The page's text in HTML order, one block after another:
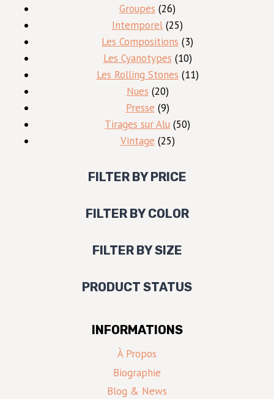
Groupes 2626
produits
Intemporel 2525
produits
Les Compositions 33
produits
Les Cyanotypes 1010
produits
Les Rolling Stones 1111
Nues 2020
produits
Presse 99
produits
Tirages sur Alu 5050
Vintage 2525
FILTER BY PRICE
FILTER BY COLOR
FILTER BY SIZE
PRODUCT STATUS
INFORMATIONS
À Propos
Biographie
Blog & News